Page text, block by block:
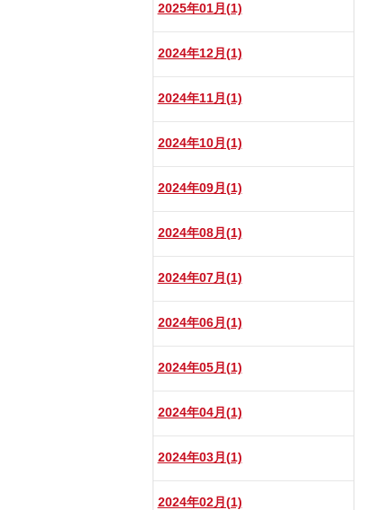
2025年01月(1)
2024年12月(1)
2024年11月(1)
2024年10月(1)
2024年09月(1)
2024年08月(1)
2024年07月(1)
2024年06月(1)
2024年05月(1)
2024年04月(1)
2024年03月(1)
2024年02月(1)